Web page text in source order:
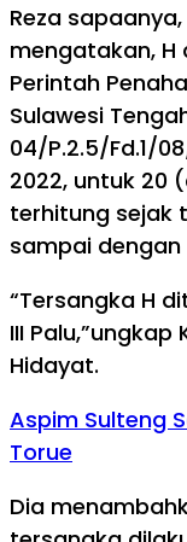
Reza
mengatakan,
Perintah
Sulawesi
04/P.2.5/Fd.1/
2022, untuk 20
terhitung sejak
sampai
“Tersangka H
III Palu,”ungkap
Hidayat.
Aspim Sulteng
Torue
Dia